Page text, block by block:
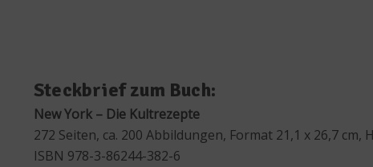
Steckbrief zum Buch:
New York – Die Kultrezepte
272 Seiten, ca. 200 Abbildungen, Format 21,1 x 26,7 cm,
ISBN 978-3-86244-382-6